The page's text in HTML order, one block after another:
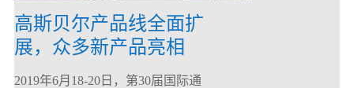
高斯贝尔产品线全面扩
展，众多新产品亮相
CommunicAsia 2019
2019年6月18-20日，第30届国际通